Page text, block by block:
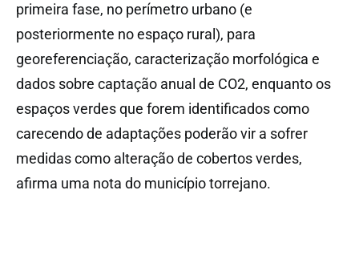
primeira fase, no perímetro urbano (e
posteriormente no espaço rural), para
georeferenciação, caracterização morfológica e
dados sobre captação anual de CO2, enquanto os
espaços verdes que forem identificados como
carecendo de adaptações poderão vir a sofrer
medidas como alteração de cobertos verdes,
afirma uma nota do município torrejano.